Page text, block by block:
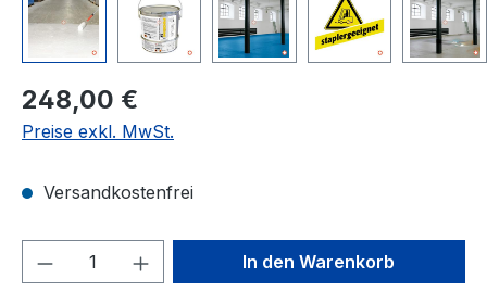
Regulärer Preis:
248,00 €
Preise exkl. MwSt.
Versandkostenfrei
Produkt Anzahl: Gib denIn den Warenkorb